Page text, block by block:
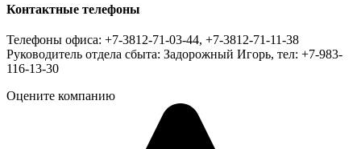
Контактные телефоны
Телефоны офиса: +7-3812-71-03-44, +7-3812-71-11-38
Руководитель отдела сбыта: Задорожный Игорь, тел: +7-983-
116-13-30
Оцените компанию